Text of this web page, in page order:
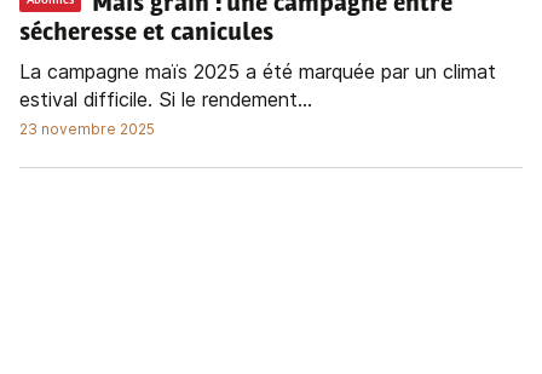
sécheresse et canicules
La campagne maïs 2025 a été marquée par un climat
estival difficile. Si le rendement...
23 novembre 2025